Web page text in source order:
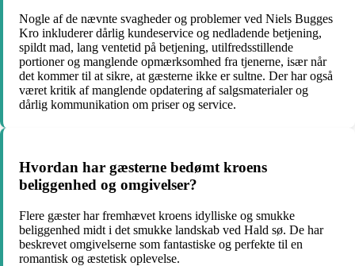
Nogle af de nævnte svagheder og problemer ved Niels Bugges
Kro inkluderer dårlig kundeservice og nedladende betjening,
spildt mad, lang ventetid på betjening, utilfredsstillende
portioner og manglende opmærksomhed fra tjenerne, især når
det kommer til at sikre, at gæsterne ikke er sultne. Der har også
været kritik af manglende opdatering af salgsmaterialer og
dårlig kommunikation om priser og service.
Hvordan har gæsterne bedømt kroens
beliggenhed og omgivelser?
Flere gæster har fremhævet kroens idylliske og smukke
beliggenhed midt i det smukke landskab ved Hald sø. De har
beskrevet omgivelserne som fantastiske og perfekte til en
romantisk og æstetisk oplevelse.